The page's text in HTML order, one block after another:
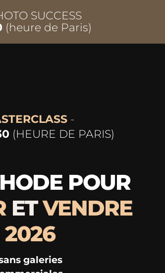
SUCCESS
(heure de Paris)
-
(HEURE DE PARIS)
POUR
ETVENDRE
2026
galeries